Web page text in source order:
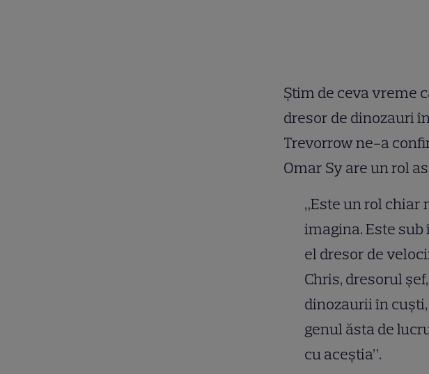
Știm de ceva vreme
dresor de dinozauri
Trevorrow ne-a
Omar Sy are un rol
„Este un rol
imagina. Este
el dresor de
Chris, dresorul
dinozaurii în
genul ăsta de
cu aceștia”.